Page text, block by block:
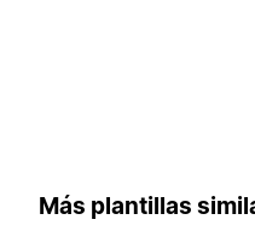
Más plantillas